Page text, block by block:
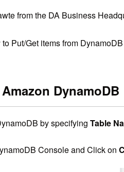
from the DA Business
Put/Get items from
DynamoDB
by specifying Table
Console and Click on